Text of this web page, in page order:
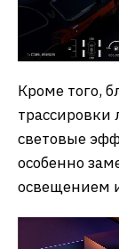
Кроме того,
трассировки
световые
особенно
освещением